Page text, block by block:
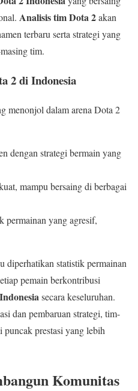
Analisis tim Dota 2akan
terbaru serta strategi yang
tim.
2 di Indonesia
menonjol dalam arena Dota 2
dengan strategi bermain yang
mampu bersaing di berbagai
permainan yang agresif,
diperhatikan statistik permainan
pemain berkontribusi
secara keseluruhan.
dan pembaruan strategi, tim-
prestasi yang lebih
Komunitas